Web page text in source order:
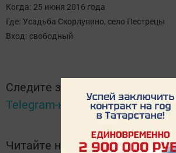
Когда: 25 июня 2016 года
Где: Усадьба Скорлупино, село Пестрецы
Вход: свободный
Следите за самым важным и
Telegram-каналеТатмедиа
Читайте новости Татарстана в